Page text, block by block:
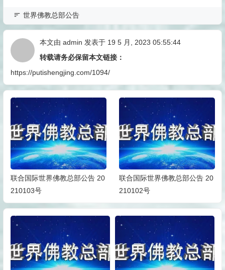
世界佛教总部公告
本文由 admin 发表于 19 5 月, 2023 05:55:44
转载请务必保留本文链接：
https://putishengjing.com/1094/
联合国际世界佛教总部公告 20
210103号
联合国际世界佛教总部公告 20
210102号